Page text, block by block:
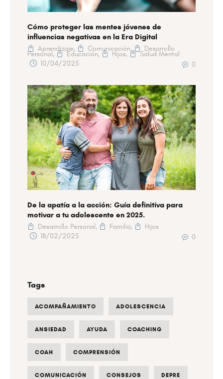
Cómo proteger las mentes jóvenes de
influencias negativas en la Era Digital
Aprendizaje, Comunicación, Desarrollo
Personal, Educación, Hijos,
Salud Mental
10/04/2025
0
De la apatía a la acción: Guía definitiva para
motivar a tu adolescente en 2025.
Desarrollo Personal, Familia,
Hijos
18/02/2025
0
Tags
ACOMPAÑAMIENTO ADOLESCENCIA
ANSIEDAD AYUDA COACHING
COAH COMPRENSIÓN
COMUNICACIÓN CONSEJOS DEPRE